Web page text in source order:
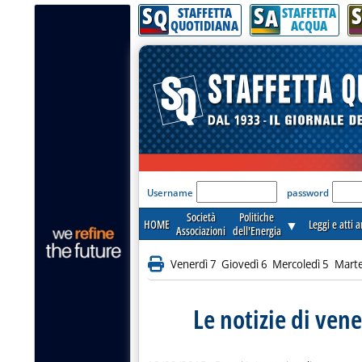
SQ STAFFETTA
QUOTIDIANA SA STAFFETTA
ACQUA S
'Modulo Login per
Username password
HOME
Società
Associazioni
Politiche
dell'Energia ▼ Leggi e atti
Venerdì 7 Giovedì 6 Mercoledì 5
Le notizie di